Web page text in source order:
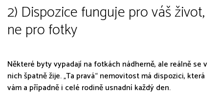
2) Dispozice funguje pro váš život,
ne pro fotky
Některé byty vypadají na fotkách nádherně, ale reálně se v
nich špatně žije. „Ta pravá“ nemovitost má dispozici, která
vám a případně i celé rodině usnadní každý den.